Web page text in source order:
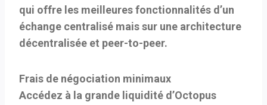
qui offre les meilleures fonctionnalités d’un
échange centralisé mais sur une architecture
décentralisée et peer-to-peer.
Frais de négociation minimaux
Accédez à la grande liquidité d’Octopus